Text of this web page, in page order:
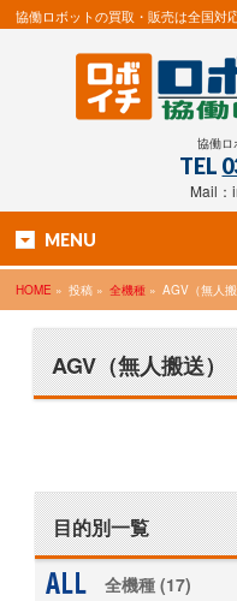
協働ロボットの買取・販売は全国対
協働ロ
TEL
Mail：
MENU
HOME » 投稿 » 全機種 » AGV（無人搬
AGV（無人搬送）
目的別一覧
全機種 (17)